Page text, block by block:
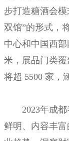
步打造糖酒会
双馆”的形式，
中心和中国西
米，展品门类
将超 5500 家，
2023年成
鲜明、内容丰